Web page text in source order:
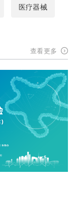
医疗器械
查看更多